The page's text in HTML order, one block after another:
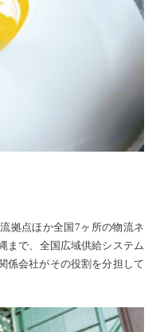
拠点ほか全国7ヶ所の物流ネ
まで、全国広域供給システム
係会社がその役割を分担して